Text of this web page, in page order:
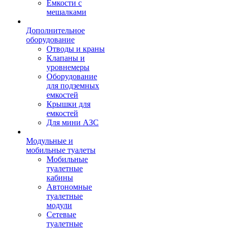
Емкости с
мешалками
Дополнительное
оборудование
Отводы и краны
Клапаны и
уровнемеры
Оборудование
для подземных
емкостей
Крышки для
емкостей
Для мини АЗС
Модульные и
мобильные туалеты
Мобильные
туалетные
кабины
Автономные
туалетные
модули
Сетевые
туалетные